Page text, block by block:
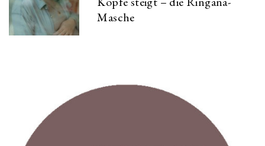
Masche